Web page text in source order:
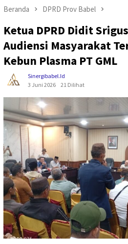
Beranda DPRD Prov Babel
Ketua DPRD Didit
Audiensi Masyarakat
Kebun Plasma PT GML
Sinergibabel.id
3 Juni 2026
21 Dilihat